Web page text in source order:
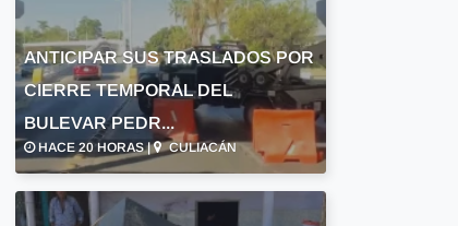
ANTICIPAR SUS TRASLADOS POR
CIERRE TEMPORAL DEL
BULEVAR PEDR...
HACE 20 HORAS | CULIACÁN